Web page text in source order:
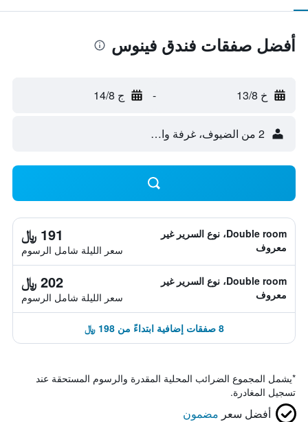
أفضل صفقات فندق فينوس
خ 13/8 - ج 14/8
2 من الضيوف، غرفة واحدة
Double room، نوع السرير غير
معروف
191 ﷼
سعر الليلة شامل الرسوم
Double room، نوع السرير غير
معروف
202 ﷼
سعر الليلة شامل الرسوم
8 صفقات إضافية ابتداءً من 198 ﷼
*يشمل المجموع الضرائب المحلية المقدرة والرسوم المستحقة عند
تسجيل المغادرة.
أفضل سعر مضمون